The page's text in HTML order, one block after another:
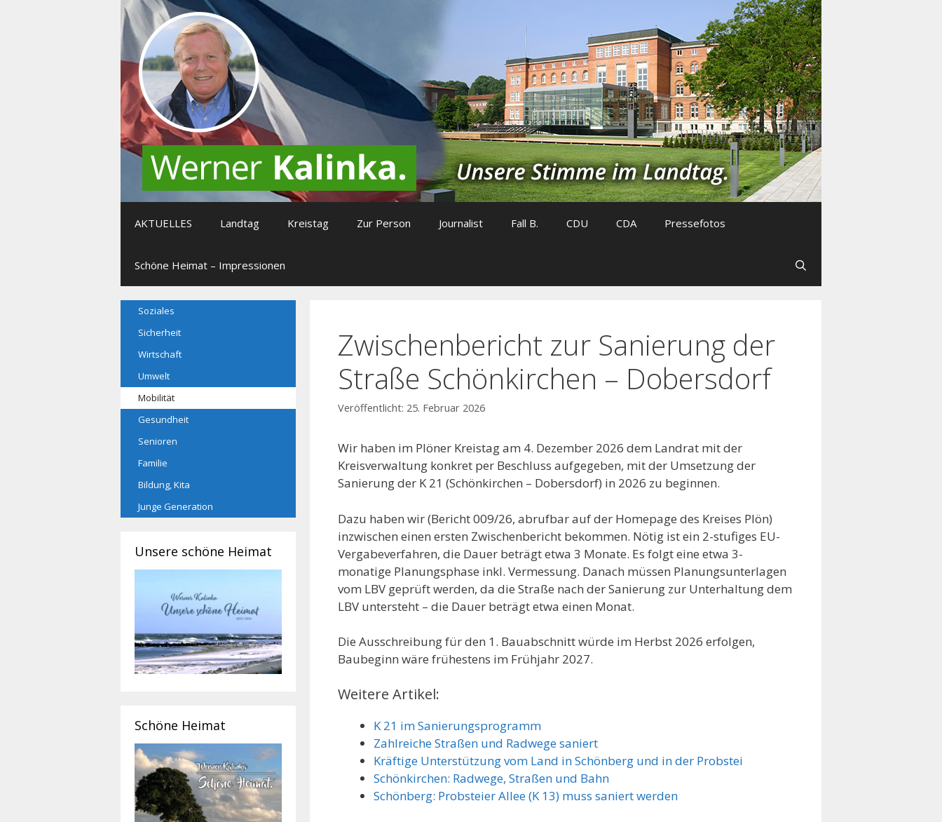
AKTUELLES Landtag Kreistag Zur Person Journalist Fall B. CDU CDA Pressefotos
Schöne Heimat – Impressionen
Zwischenbericht zur Sanierung der
Straße Schönkirchen – Dobersdorf
25. Februar 2026
Wir haben im Plöner Kreistag am 4. Dezember 2026 dem Landrat mit der
Kreisverwaltung konkret per Beschluss aufgegeben, mit der Umsetzung der
Sanierung der K 21 (Schönkirchen – Dobersdorf) in 2026 zu beginnen.
Dazu haben wir (Bericht 009/26, abrufbar auf der Homepage des Kreises Plön)
inzwischen einen ersten Zwischenbericht bekommen. Nötig ist ein 2-stufiges EU-
Vergabeverfahren, die Dauer beträgt etwa 3 Monate. Es folgt eine etwa 3-
monatige Planungsphase inkl. Vermessung. Danach müssen Planungsunterlagen
vom LBV geprüft werden, da die Straße nach der Sanierung zur Unterhaltung dem
LBV untersteht – die Dauer beträgt etwa einen Monat.
Die Ausschreibung für den 1. Bauabschnitt würde im Herbst 2026 erfolgen,
Baubeginn wäre frühestens im Frühjahr 2027.
Weitere Artikel:
K 21 im Sanierungsprogramm
Zahlreiche Straßen und Radwege saniert
Kräftige Unterstützung vom Land in Schönberg und in der Probstei
Schönkirchen: Radwege, Straßen und Bahn
Schönberg: Probsteier Allee (K 13) muss saniert werden
Soziales
Sicherheit
Wirtschaft
Umwelt
Mobilität
Gesundheit
Senioren
Familie
Bildung, Kita
Junge Generation
Unsere schöne Heimat
Schöne Heimat